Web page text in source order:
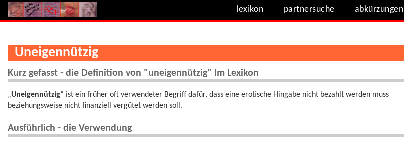
lexikon partnersuche abkürzungen
Uneigennützig
Kurz gefasst - die Definition von "uneigennützig" Im Lexikon
„Uneigennützig“ ist ein früher oft verwendeter Begriff dafür, dass eine erotische Hingabe nicht bezahlt werden muss
beziehungsweise nicht finanziell vergütet werden soll.
Ausführlich - die Verwendung